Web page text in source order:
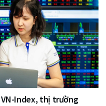
VN-Index, thị trường